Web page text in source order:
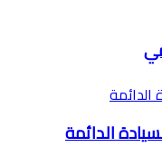
الدائمة
الدائمة